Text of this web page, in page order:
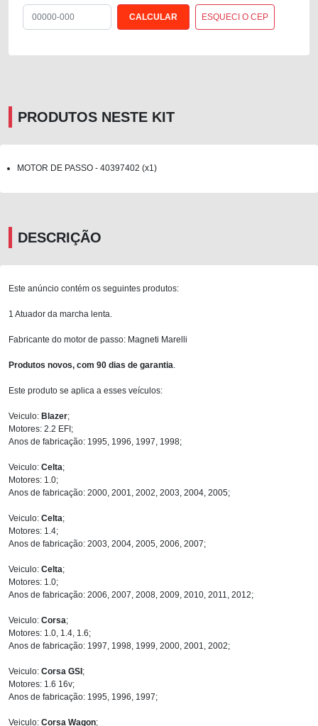
ESQUECI O CEP
PRODUTOS NESTE KIT
MOTOR DE PASSO - 40397402 (x1)
DESCRIÇÃO
Este anúncio contém os seguintes produtos:
1 Atuador da marcha lenta.
Fabricante do motor de passo: Magneti Marelli
Produtos novos, com 90 dias de garantia
Este produto se aplica a esses veículos:
Veiculo: Blazer;
Motores: 2.2 EFI;
Anos de fabricação: 1995, 1996, 1997, 1998;
Veiculo: Celta;
Motores: 1.0;
Anos de fabricação: 2000, 2001, 2002, 2003, 2004, 2005;
Veiculo: Celta;
Motores: 1.4;
Anos de fabricação: 2003, 2004, 2005, 2006, 2007;
Veiculo: Celta;
Motores: 1.0;
Anos de fabricação: 2006, 2007, 2008, 2009, 2010, 2011, 2012;
Veiculo: Corsa;
Motores: 1.0, 1.4, 1.6;
Anos de fabricação: 1997, 1998, 1999, 2000, 2001, 2002;
Veiculo: Corsa GSI;
Motores: 1.6 16v;
Anos de fabricação: 1995, 1996, 1997;
Veiculo: Corsa Wagon;